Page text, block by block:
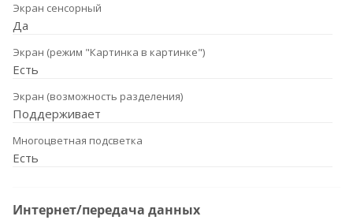
Экран сенсорный
Да
Экран (режим "Картинка в картинке")
Есть
Экран (возможность разделения)
Поддерживает
Многоцветная подсветка
Есть
Интернет/передача данных